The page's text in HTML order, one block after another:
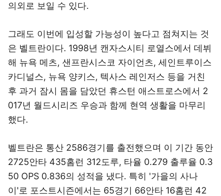
의외로 보일 수 있다.
그래도 이번에 입성할 가능성이 높다고 점쳐지는 것
은 벨트란이다. 1998년 캔자스시티 로열스에서 데뷔
해 뉴욕 메츠, 샌프란시스코 자이언츠, 세인트루이스
카디널스, 뉴욕 양키스, 텍사스 레인저스 등을 거친
후 과거 잠시 몸을 담았던 휴스턴 애스트로스에서 2
017년 월드시리즈 우승과 함께 현역 생활을 마무리
했다.
벨트란은 통산 2586경기를 출전했으며 이 기간 동안
2725안타 435홈런 312도루, 타율 0.279 출루율 0.3
50 OPS 0.836의 성적을 냈다. 특히 '가을의 사나
이'로 포스트시즌에서는 65경기 66안타 16홈런 42